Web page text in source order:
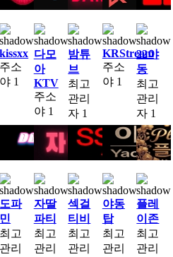
kissxx
주소
야 1
다모
아
KTV
주소
야 1
밤튜
브
최고
관리
자 1
KRStream
주소
야 1
22야
동
최고
관리
자 1
도파
민
최고
관리
자딸
파티
최고
관리
섹걸
티비
최고
관리
야동
탑
최고
관리
플레
이존
최고
관리